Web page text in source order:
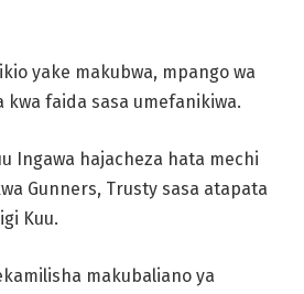
yake makubwa, mpango wa
kwa faida sasa umefanikiwa.
Ingawa hajacheza hata mechi
Gunners, Trusty sasa atapata
Kuu.
makubaliano ya